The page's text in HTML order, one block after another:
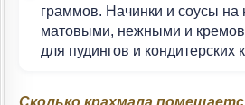
граммов. Начинки и соусы на
матовыми, нежными и
для пудингов и кондитерских
Сколько крахмала